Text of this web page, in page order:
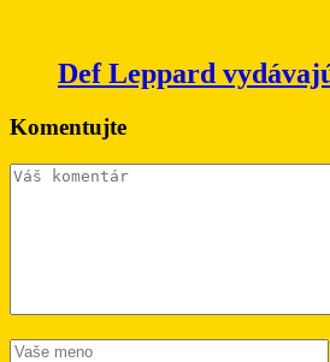
Def Leppard
Komentujte